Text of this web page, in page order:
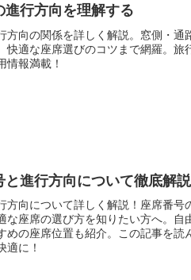
行方向を理解する
方向の関係を詳しく解説。窓側・通
快適な座席選びのコツまで網羅。旅
情報満載！
進行方向について徹底解説
方向について詳しく解説！座席番号
な座席の選び方を知りたい方へ。自
めの座席位置も紹介。この記事を読
適に！